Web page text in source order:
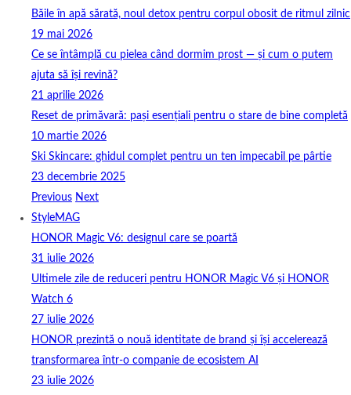
Băile în apă sărată, noul detox pentru corpul obosit de ritmul zilnic
19 mai 2026
Ce se întâmplă cu pielea când dormim prost — și cum o putem
ajuta să își revină?
21 aprilie 2026
Reset de primăvară: pași esențiali pentru o stare de bine completă
10 martie 2026
Ski Skincare: ghidul complet pentru un ten impecabil pe pârtie
23 decembrie 2025
Previous Next
StyleMAG
HONOR Magic V6: designul care se poartă
31 iulie 2026
Ultimele zile de reduceri pentru HONOR Magic V6 și HONOR
Watch 6
27 iulie 2026
HONOR prezintă o nouă identitate de brand și își accelerează
transformarea într-o companie de ecosistem AI
23 iulie 2026